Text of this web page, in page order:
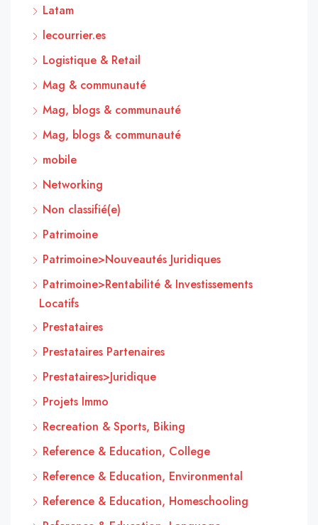
Latam
lecourrier.es
Logistique & Retail
Mag & communauté
Mag, blogs & communauté
Mag, blogs & communauté
mobile
Networking
Non classifié(e)
Patrimoine
Patrimoine>Nouveautés Juridiques
Patrimoine>Rentabilité & Investissements
Locatifs
Prestataires
Prestataires Partenaires
Prestataires>Juridique
Projets Immo
Recreation & Sports, Biking
Reference & Education, College
Reference & Education, Environmental
Reference & Education, Homeschooling